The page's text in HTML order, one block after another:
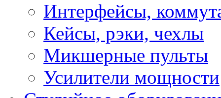
Интерфейсы,
Кейсы, рэки, чехлы
Микшерные пульты
Усилители мощности